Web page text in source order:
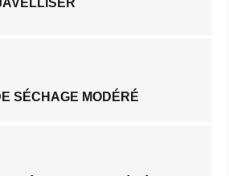
SÉCHAGE MODÉRÉ